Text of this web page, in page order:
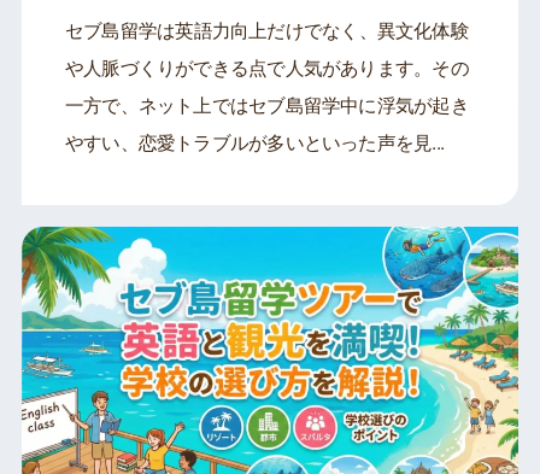
セブ島留学は英語力向上だけでなく、異文化体験
や人脈づくりができる点で人気があります。その
一方で、ネット上ではセブ島留学中に浮気が起き
やすい、恋愛トラブルが多いといった声を見...